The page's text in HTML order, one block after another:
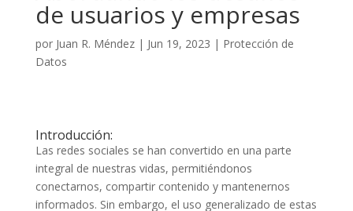
de usuarios y empresas
por Juan R. Méndez| Jun 19, 2023 | Protección de
Datos
Introducción:
Las redes sociales se han convertido en una parte
integral de nuestras vidas, permitiéndonos
conectarnos, compartir contenido y mantenernos
informados. Sin embargo, el uso generalizado de estas